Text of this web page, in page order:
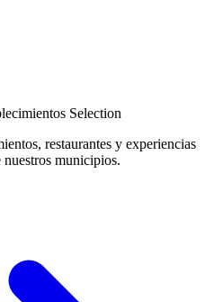
Selection
restaurantes y experiencias
municipios.